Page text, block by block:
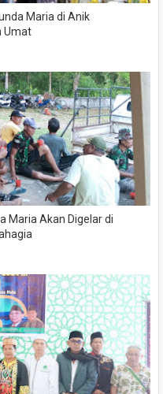
Maria di Anik
Umat
Maria Akan Digelar di